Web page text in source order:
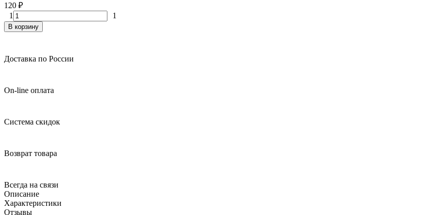
120 ₽
1
1
В корзину
Доставка по России
On-line оплата
Система скидок
Возврат товара
Всегда на связи
Описание
Характеристики
Отзывы